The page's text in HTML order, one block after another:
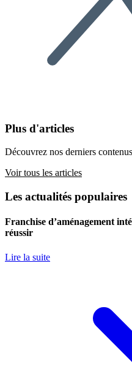
Plus d'articles
Découvrez nos derniers contenus
Voir tous les articles
Les actualités populaires
Franchise d’aménagement
réussir
Lire la suite